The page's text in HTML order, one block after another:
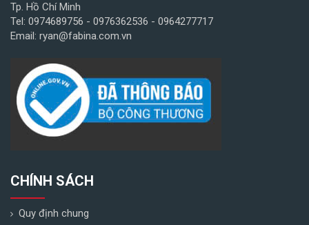
Tp. Hồ Chí Minh
Tel: 0974689756 - 0976362536 - 0964277717
Email: ryan@fabina.com.vn
CHÍNH SÁCH
Quy định chung